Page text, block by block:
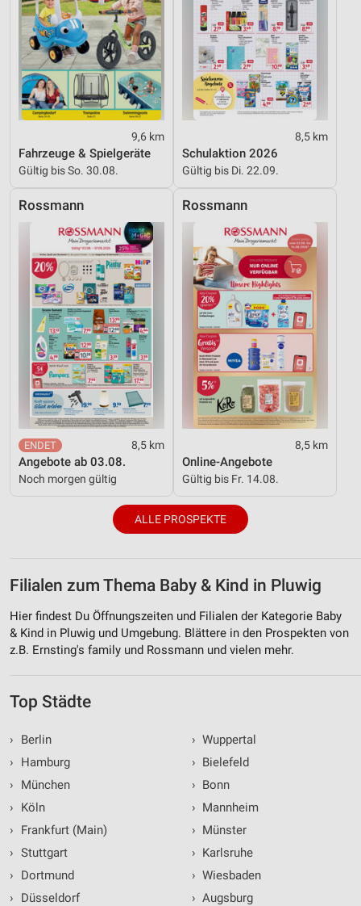
9,6 km
Fahrzeuge & Spielgeräte
Gültig bis So. 30.08.
8,5 km
Schulaktion 2026
Gültig bis Di. 22.09.
Rossmann
8,5 km
Angebote ab 03.08.
Noch morgen gültig
Rossmann
8,5 km
Online-Angebote
Gültig bis Fr. 14.08.
ALLE PROSPEKTE
Filialen zum Thema Baby & Kind in Pluwig
Hier findest Du Öffnungszeiten und Filialen der Kategorie Baby
& Kind in Pluwig und Umgebung. Blättere in den Prospekten von
z.B. Ernsting's family und Rossmann und vielen mehr.
Top Städte
›
Berlin
›
Hamburg
›
München
›
Köln
›
Frankfurt (Main)
› Stuttgart
›
Dortmund
›
Düsseldorf
› Wuppertal
› Bielefeld
› Bonn
› Mannheim
› Münster
› Karlsruhe
› Wiesbaden
› Augsburg